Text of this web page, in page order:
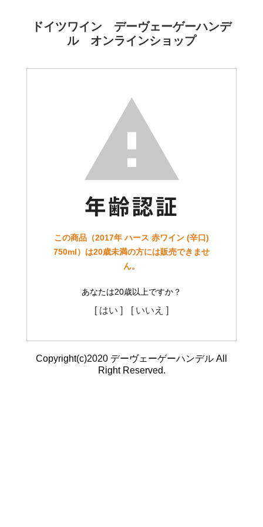
ドイツワイン デーヴェーゲーハンデ
ル オンラインショップ
この商品（2017年 ハース 赤ワイン (辛口)
750ml）は20歳未満の方には販売できませ
ん。
あなたは20歳以上ですか？
[ はい ] [ いいえ ]
Copyright(c)2020 デーヴェーゲーハンデル All
Right Reserved.